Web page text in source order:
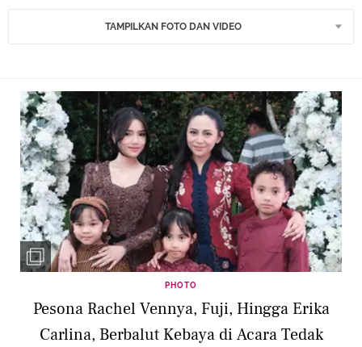
TAMPILKAN FOTO DAN VIDEO
PHOTO
Pesona Rachel Vennya, Fuji, Hingga Erika
Carlina, Berbalut Kebaya di Acara Tedak